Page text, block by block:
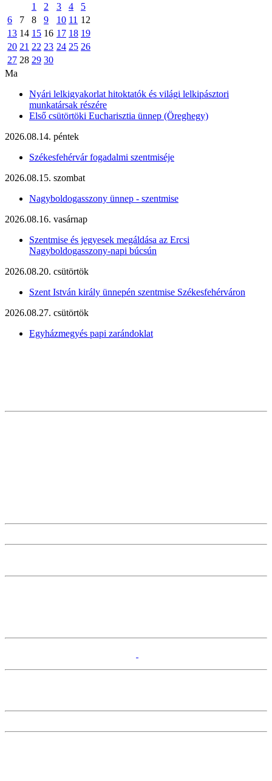
1
2 3 4
5
6
7 8 9 10 11 12
13 14 15 16 17 18 19
20 21 22 23 24 25 26
27 28 29 30
Ma
Nyári lelkigyakorlat hitoktatók és világi lelkipásztori
munkatársak részére
Első csütörtöki Eucharisztia ünnep (Öreghegy)
2026.08.14. péntek
Székesfehérvár fogadalmi szentmiséje
2026.08.15. szombat
Nagyboldogasszony ünnep - szentmise
2026.08.16. vasárnap
Szentmise és jegyesek megáldása az Ercsi
Nagyboldogasszony-napi búcsún
2026.08.20. csütörtök
Szent István király ünnepén szentmise Székesfehérváron
2026.08.27. csütörtök
Egyházmegyés papi zarándoklat